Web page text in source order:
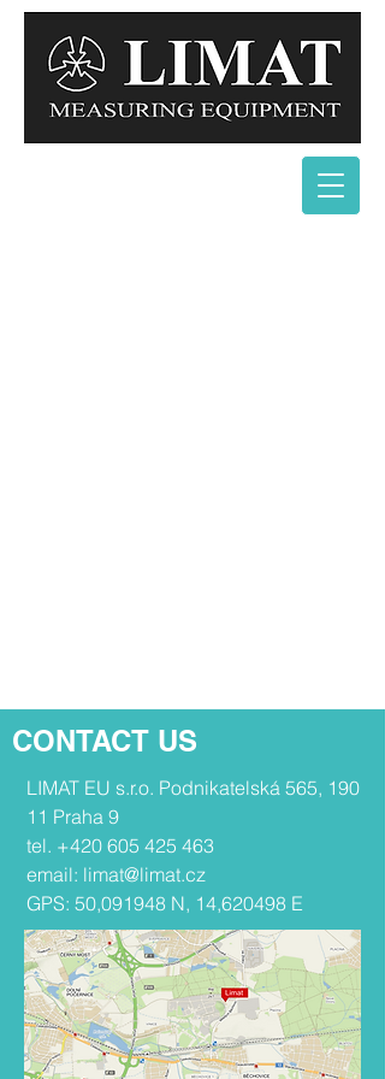
CONTACT US
​​LIMAT EU s.r.o. Podnikatelská 565, 190
11 Praha 9
tel. +420 605 425 463
email: limat@limat.cz
GPS: 50,091948 N, 14,620498 E